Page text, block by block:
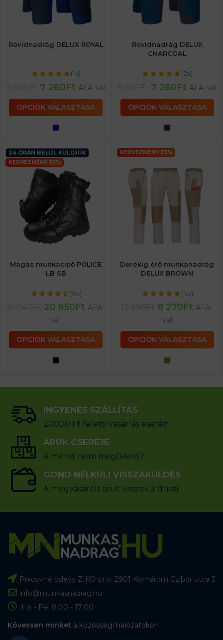
Rövidnadrág DELUX ROYAL
(1x)
7 260Ft ÁFA-val
OPCIÓK VÁLASZTÁSA
Rövidnadrág DELUX
CHARCOAL
(2x)
7 260Ft ÁFA-val
OPCIÓK VÁLASZTÁSA
24 ÓRÁN BELÜL KÜLDJÜK
KEDVEZMÉNY 33%
Magas munkacipő POLICE
LB SB
(9x)
20 950Ft ÁFA-
val
OPCIÓK VÁLASZTÁSA
KEDVEZMÉNY 33%
Derékig érő munkanadrág
DELUX BROWN
(4x)
8 270Ft ÁFA-
val
OPCIÓK VÁLASZTÁSA
INGYENES SZÁLLÍTÁS
20000 Ft feletti vásárlás esetén
ÁRUK CSERÉJE
A méret nem megfelelő?
GOND NÉLKÜLI VISSZAKÜLDÉS
A megvásárolt árut visszaküldheti
Pracovné odevy ZIKO s.r.o. 2901 Komárom Czibor utca 3
info@munkasnadrag.hu
Hé - Pé: 8:00 - 17:00
Kövessen minket a közösségi hálózatokon